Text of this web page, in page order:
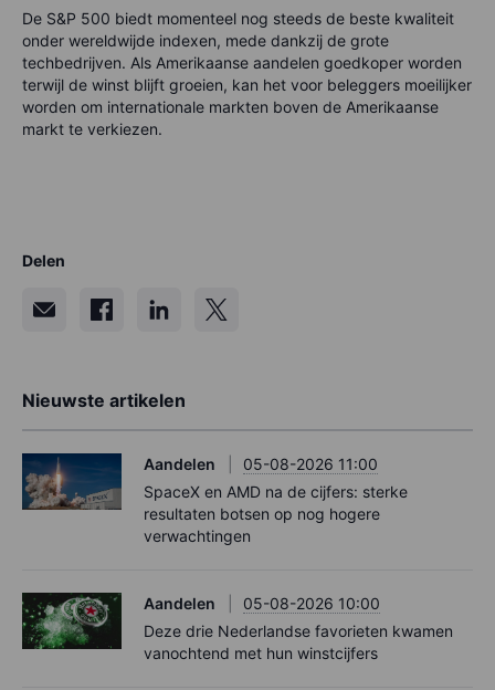
De S&P 500 biedt momenteel nog steeds de beste kwaliteit
onder wereldwijde indexen, mede dankzij de grote
techbedrijven. Als Amerikaanse aandelen goedkoper worden
terwijl de winst blijft groeien, kan het voor beleggers moeilijker
worden om internationale markten boven de Amerikaanse
markt te verkiezen.
Delen
Nieuwste artikelen
Aandelen
05-08-2026 11:00
SpaceX en AMD na de cijfers: sterke
resultaten botsen op nog hogere
verwachtingen
Aandelen
05-08-2026 10:00
Deze drie Nederlandse favorieten kwamen
vanochtend met hun winstcijfers